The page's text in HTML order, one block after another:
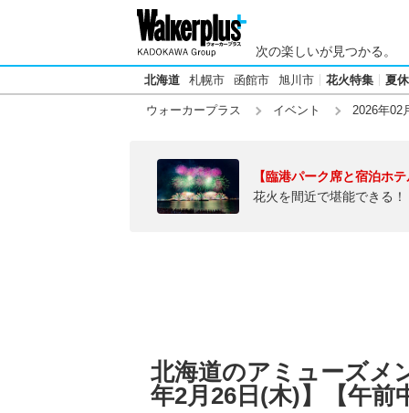
次の楽しいが見つかる。
北海道 札幌市 函館市 旭川市 花火特集 夏
ウォーカープラス イベント 2026年02
【臨港パーク席と宿泊ホ
花火を間近で堪能できる
北海道のアミューズメ
年2月26日(木)】【午前